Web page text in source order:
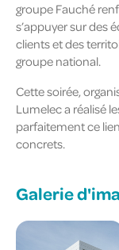
groupe Fauché
s’appuyer sur des
clients et des
groupe national.
Cette soirée,
Lumelec a réalisé
parfaitement ce
concrets.
Galerie